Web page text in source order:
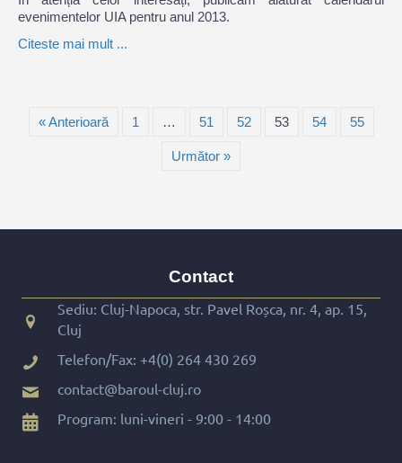
evenimentelor UIA pentru anul 2013.
Citeste mai mult ...
« Anterioară 1 … 51 52 53 54 55
Următor »
Contact
Sediu: Cluj-Napoca, str. Pavel Roșca, nr. 4, ap. 15,
Cluj
Telefon/Fax: +4(0) 264 430 269
contact@baroul-cluj.ro
Program: luni-vineri - 9:00 - 14:00